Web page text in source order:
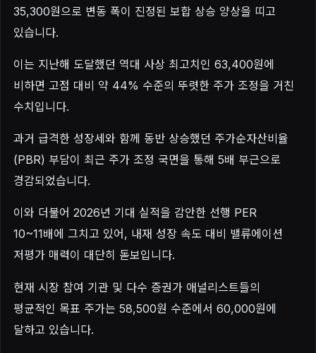
35,300원으로 변동 폭이 진정된 보합 상승 양상을 띠고
있습니다.
이는 지난해 도달했던 역대 사상 최고치인 63,400원에
비하면 고점 대비 약 44% 수준의 뚜렷한 주가 조정을 거친
수치입니다.
과거 급격한 성장세와 함께 동반 상승했던 주가순자산비율
(PBR) 부담이 최근 주가 조정 국면을 통해 5배 부근으로
경감되었습니다.
이와 더불어 2026년 기대 실적을 감안한 선행 PER
10~11배에 그치고 있어, 내재 성장 속도 대비 밸류에이션
저평가 매력이 대단히 돋보입니다.
현재 시장 참여 기관 및 다수 증권가 애널리스트들의
평균적인 목표 주가는 58,500원 수준에서 60,000원에
달하고 있습니다.